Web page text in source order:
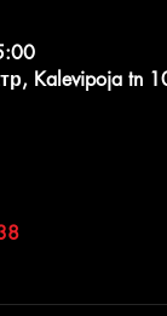
Kalevipoja tn